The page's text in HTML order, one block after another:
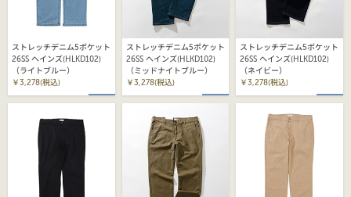
ストレッチデニム5ポケット
26SS ヘインズ(HLKD102)
（ライトブルー）
￥3,278(税込)
ストレッチデニム5ポケット
26SS ヘインズ(HLKD102)
（ミッドナイトブルー）
￥3,278(税込)
ストレッチデニム5ポケット
26SS ヘインズ(HLKD102)
（ネイビー）
￥3,278(税込)